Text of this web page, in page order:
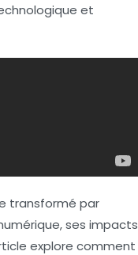
et
transformé par
ses impacts
explore comment